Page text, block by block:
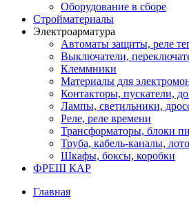
Оборудование в сборе
Стройматериалы
Электроарматура
Автоматы защиты, реле
Выключатели,
Клеммники
Материалы для
Контакторы, пускатели,
Лампы, светильники,
Реле, реле времени
Трансформаторы, блоки
Труба, кабель-каналы,
Шкафы, боксы, коробки
ФРЕШ КАР
Главная